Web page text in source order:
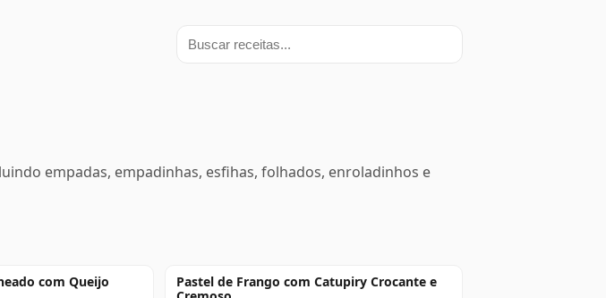
Buscar receitas
empadas, empadinhas, esfihas, folhados, enroladinhos e
com Queijo
Pastel de Frango com Catupiry Crocante e